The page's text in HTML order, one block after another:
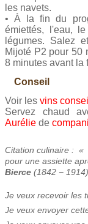
les navets.
• À la fin du
émiettés, l'eau,
légumes. Salez
Mijoté P2 pour 50
8 minutes avant la
Conseil
Voir les vins
Servez chaud
Aurélie de
Citation culinaire : «
pour une assiette
Bierce (1842 −
Je veux recevoir les
Je veux envoyer